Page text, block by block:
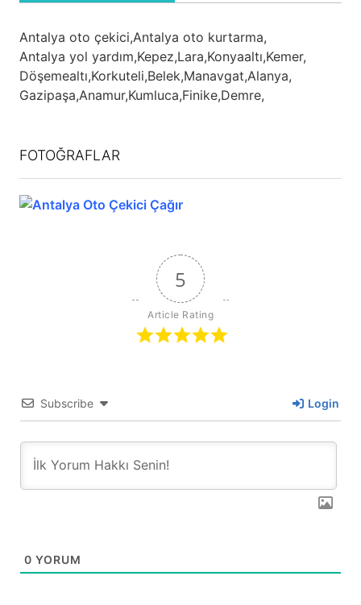
Antalya oto çekici,Antalya oto kurtarma,
Antalya yol yardım,Kepez,Lara,Konyaaltı,Kemer,
Döşemealtı,Korkuteli,Belek,Manavgat,Alanya,
Gazipaşa,Anamur,Kumluca,Finike,Demre,
FOTOĞRAFLAR
5
Article Rating
Subscribe Login
0 YORUM